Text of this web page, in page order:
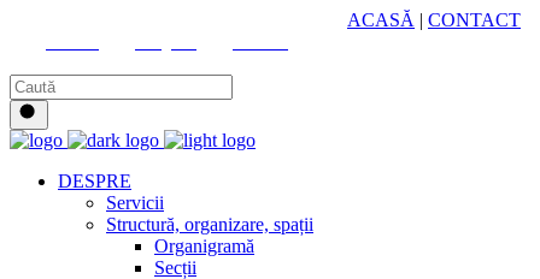
ACASĂ | CONTACT
DESPRE
Servicii
Structură, organizare, spații
Organigramă
Secții